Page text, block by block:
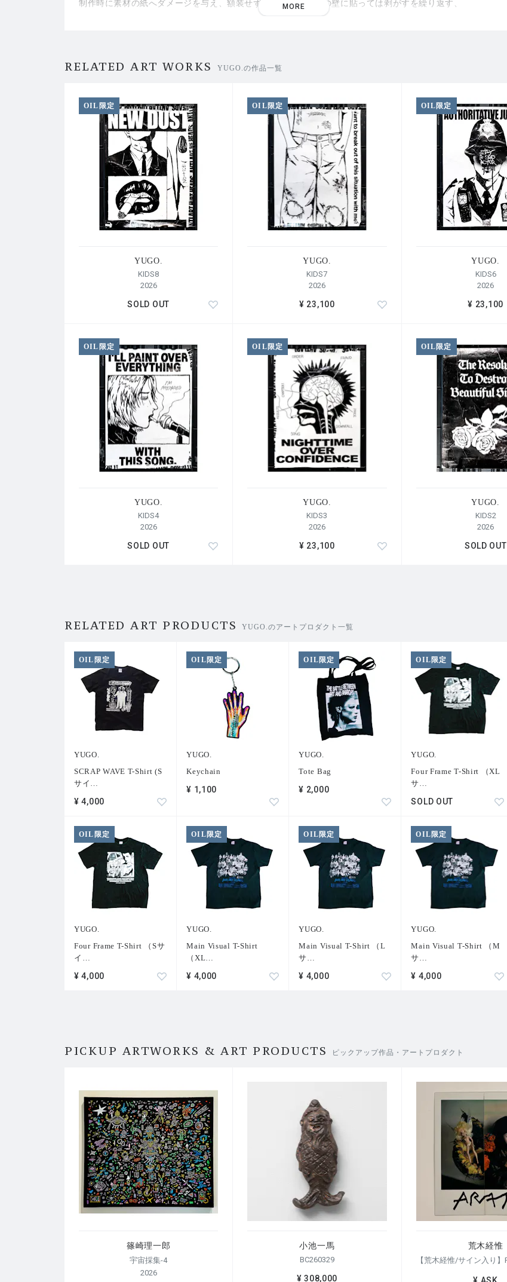
制作時に素材の紙へダメージを与え、額装せずそのまま各会場の壁に貼っては剥がすを繰り返す、
そのため、作品のシワ・折れ・テープ跡等、すべてアーティスト本人の手で施されたものとなりますので、
---------------------------------------------------------------
「YUGO. presents ANTI ART HEADS / TOUR 2026」
3月15日/ 札幌近松
w.o.d. × No Buses
3月30日/ 心斎橋JANUS
Hedigan’s × luv
NIKO NIKO TAN TAN × HOME
5月1日 / 今池Bottom Line
MORE
RELATED ART WORKS YUGO.の作品一覧
OIL限定
YUGO.
KIDS8
2026
SOLD OUT
OIL限定
YUGO.
KIDS7
2026
¥ 23,100
OIL限定
YUGO.
KIDS6
2026
¥ 23,100
OIL限定
YUGO.
KIDS4
2026
SOLD OUT
OIL限定
YUGO.
KIDS3
2026
¥ 23,100
OIL限定
YUGO.
KIDS2
2026
SOLD OUT
RELATED ART PRODUCTS YUGO.のアートプロダクト一覧
OIL限定
YUGO.
SCRAP WAVE T-Shirt (S
サイ
¥ 4,000
OIL限定
YUGO.
Keychain
¥ 1,100
OIL限定
YUGO.
Tote Bag
¥ 2,000
OIL限定
YUGO.
Four Frame T-Shirt （XL
サ
SOLD OUT
OIL限定
YUGO.
Four Frame T-Shirt （Sサ
イ
¥ 4,000
OIL限定
YUGO.
Main Visual T-Shirt
（XL
¥ 4,000
OIL限定
YUGO.
Main Visual T-Shirt （L
サ
¥ 4,000
OIL限定
YUGO.
Main Visual T-Shirt （M
サ
¥ 4,000
PICKUP ARTWORKS & ART PRODUCTS ピックアップ作品・アートプロダクト
篠崎理一郎
宇宙採集-4
2026
小池一馬
BC260329
¥ 308,000
荒木経惟